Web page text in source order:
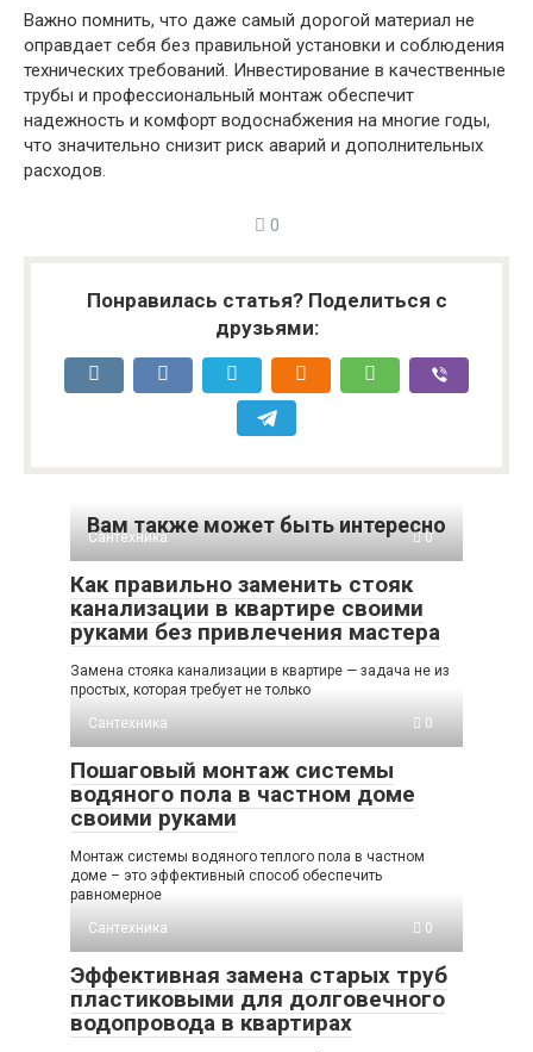
Важно помнить, что даже самый дорогой материал не
оправдает себя без правильной установки и соблюдения
технических требований. Инвестирование в качественные
трубы и профессиональный монтаж обеспечит
надежность и комфорт водоснабжения на многие годы,
что значительно снизит риск аварий и дополнительных
расходов.
0
Понравилась статья? Поделиться с
друзьями:
Вам также может быть интересно
Сантехника 0
Как правильно заменить стояк
канализации в квартире своими
руками без привлечения мастера
Замена стояка канализации в квартире — задача не из
простых, которая требует не только
Сантехника
0
Пошаговый монтаж системы
водяного пола в частном доме
своими руками
Монтаж системы водяного теплого пола в частном
доме – это эффективный способ обеспечить
равномерное
Сантехника
0
Эффективная замена старых труб
пластиковыми для долговечного
водопровода в квартирах